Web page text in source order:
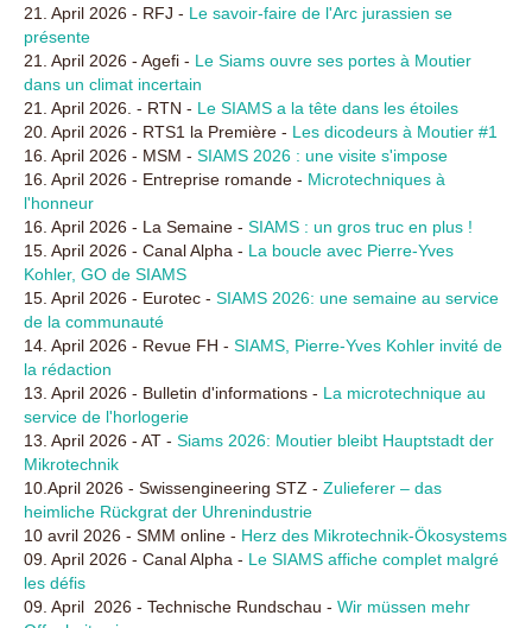
21. April 2026 - RFJ - Le savoir-faire de l'Arc jurassien se
présente
21. April 2026 - Agefi - Le Siams ouvre ses portes à Moutier
dans un climat incertain
21. April 2026. - RTN - Le SIAMS a la tête dans les étoiles
20. April 2026 - RTS1 la Première - Les dicodeurs à Moutier #1
16. April 2026 - MSM - SIAMS 2026 : une visite s'impose
16. April 2026 - Entreprise romande - Microtechniques à
l'honneur
16. April 2026 - La Semaine - SIAMS : un gros truc en plus !
15. April 2026 - Canal Alpha - La boucle avec Pierre-Yves
Kohler, GO de SIAMS
15. April 2026 - Eurotec - SIAMS 2026: une semaine au service
de la communauté
14. April 2026 - Revue FH - SIAMS, Pierre-Yves Kohler invité de
la rédaction
13. April 2026 - Bulletin d'informations - La microtechnique au
service de l'horlogerie
13. April 2026 - AT - Siams 2026: Moutier bleibt Hauptstadt der
Mikrotechnik
10.April 2026 - Swissengineering STZ - Zulieferer – das
heimliche Rückgrat der Uhrenindustrie
10 avril 2026 - SMM online - Herz des Mikrotechnik-Ökosystems
09. April 2026 - Canal Alpha - Le SIAMS affiche complet malgré
les défis
09. April 2026 - Technische Rundschau - Wir müssen mehr